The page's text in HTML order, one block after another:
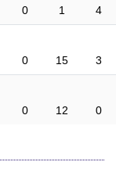
0 1 4
0 15 3
0 12 0